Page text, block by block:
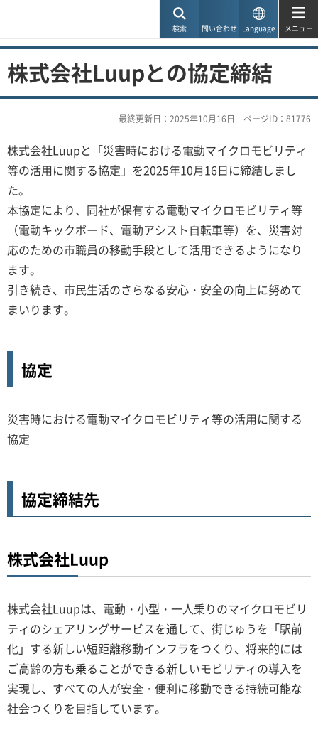
検索 問い合わせ Language メニュー
株式会社Luupとの協定締結
最終更新日：2025年10月16日 ページID：81776
株式会社Luupと「災害時における電動マイクロモビリティ
等の活用に関する協定」を2025年10月16日に締結しまし
た。
本協定により、同社が保有する電動マイクロモビリティ等
（電動キックボード、電動アシスト自転車等）を、災害対
応のための市職員の移動手段として活用できるようになり
ます。
引き続き、市民生活のさらなる安心・安全の向上に努めて
まいります。
協定
災害時における電動マイクロモビリティ等の活用に関する
協定
協定締結先
株式会社Luup
株式会社Luupは、電動・小型・一人乗りのマイクロモビリ
ティのシェアリングサービスを通して、街じゅうを「駅前
化」する新しい短距離移動インフラをつくり、将来的には
ご高齢の方も乗ることができる新しいモビリティの導入を
実現し、すべての人が安全・便利に移動できる持続可能な
社会つくりを目指しています。